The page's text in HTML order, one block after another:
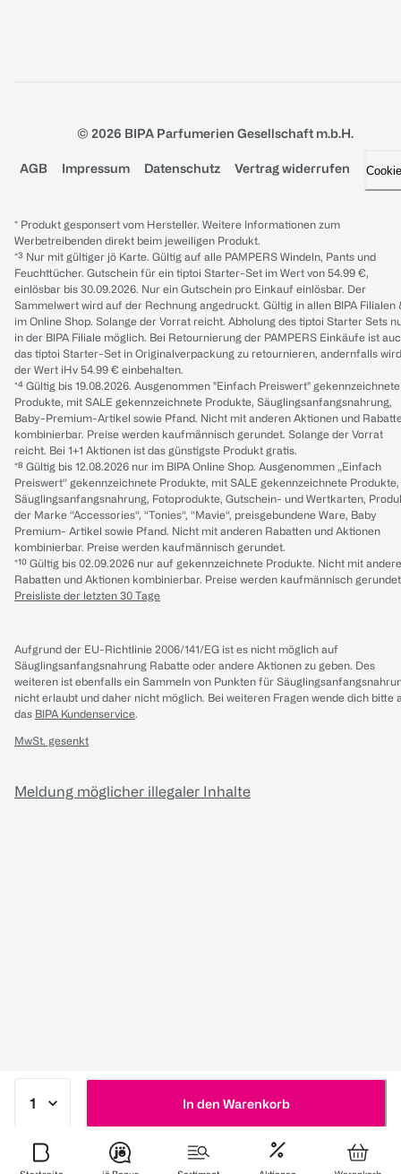
In den Warenkorb
© 2026 BIPA Parfumerien Gesellschaft m.b.H.
AGB Impressum Datenschutz Vertrag widerrufen
* Produkt gesponsert vom Hersteller. Weitere Informationen zum
Werbetreibenden direkt beim jeweiligen Produkt.
*³ Nur mit gültiger jö Karte. Gültig auf alle PAMPERS Windeln, Pants und
Feuchttücher. Gutschein für ein tiptoi Starter-Set im Wert von 54.99 €,
einlösbar bis 30.09.2026. Nur ein Gutschein pro Einkauf einlösbar. Der
Sammelwert wird auf der Rechnung angedruckt. Gültig in allen BIPA Filialen
im Online Shop. Solange der Vorrat reicht. Abholung des tiptoi Starter Sets
in der BIPA Filiale möglich. Bei Retournierung der PAMPERS Einkäufe ist
das tiptoi Starter-Set in Originalverpackung zu retournieren, andernfalls wird
der Wert iHv 54.99 € einbehalten.
*⁴ Gültig bis 19.08.2026. Ausgenommen "Einfach Preiswert" gekennzeichnete
Produkte, mit SALE gekennzeichnete Produkte, Säuglingsanfangsnahrung,
Baby-Premium-Artikel sowie Pfand. Nicht mit anderen Aktionen und
kombinierbar. Preise werden kaufmännisch gerundet. Solange der Vorrat
reicht. Bei 1+1 Aktionen ist das günstigste Produkt gratis.
*⁸ Gültig bis 12.08.2026 nur im BIPA Online Shop. Ausgenommen „Einfach
Preiswert“ gekennzeichnete Produkte, mit SALE gekennzeichnete Produkte,
Säuglingsanfangsnahrung, Fotoprodukte, Gutschein- und Wertkarten,
der Marke “Accessories“, “Tonies“, “Mavie“, preisgebundene Ware, Baby
Premium- Artikel sowie Pfand. Nicht mit anderen Rabatten und Aktionen
kombinierbar. Preise werden kaufmännisch gerundet.
*¹⁰ Gültig bis 02.09.2026 nur auf gekennzeichnete Produkte. Nicht mit
Rabatten und Aktionen kombinierbar. Preise werden kaufmännisch
Preisliste der letzten 30 Tage
Aufgrund der EU-Richtlinie 2006/141/EG ist es nicht möglich auf
Säuglingsanfangsnahrung Rabatte oder andere Aktionen zu geben. Des
weiteren ist ebenfalls ein Sammeln von Punkten für
nicht erlaubt und daher nicht möglich. Bei weiteren Fragen wende dich bitte
das BIPA Kundenservice.
MwSt. gesenkt
Meldung möglicher illegaler Inhalte